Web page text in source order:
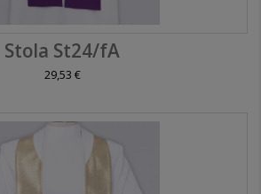
Stola St24/fA
29,53 €